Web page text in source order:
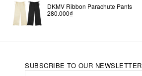
DKMV Ribbon Parachute Pants
280.000₫
SUBSCRIBE TO OUR NEWSLETTER